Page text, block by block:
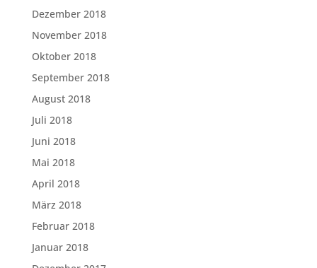
Dezember 2018
November 2018
Oktober 2018
September 2018
August 2018
Juli 2018
Juni 2018
Mai 2018
April 2018
März 2018
Februar 2018
Januar 2018